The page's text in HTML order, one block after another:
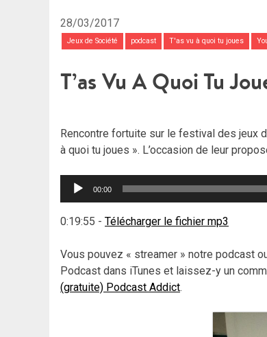
28/03/2017
Jeux de Société podcast T'as vu à quoi tu joues
T’as Vu A Quoi Tu
Rencontre fortuite sur le festival des jeux
à quoi tu joues ». L’occasion de leur
Lecteur
00:00
0:19:55 - Télécharger le fichier mp3
Vous pouvez « streamer » notre podcast
Podcast dans iTunes et laissez-y un
(gratuite) Podcast Addict.